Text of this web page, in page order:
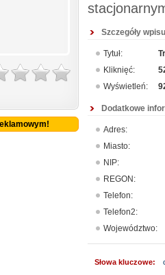
Szczegóły
Tytuł:
Kliknięć:
Wyświetleń:
Dodatkowe
Adres:
Miasto:
NIP:
REGON:
Telefon:
Telefon2:
Województwo:
Słowa kluczowe: